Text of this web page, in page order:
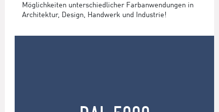
Möglichkeiten unterschiedlicher Farbanwendungen in
Architektur, Design, Handwerk und Industrie!